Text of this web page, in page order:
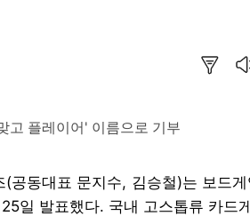
고 플레이어' 이름으로 기부
공동대표 문지수, 김승철)는 보드
일 발표했다. 국내 고스톱류 카드